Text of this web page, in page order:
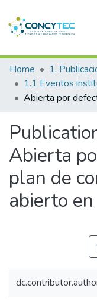
Communities &
Research Outputs
People
Statistics
Home
1.1 Eventos
Abierta
plan de
abierto